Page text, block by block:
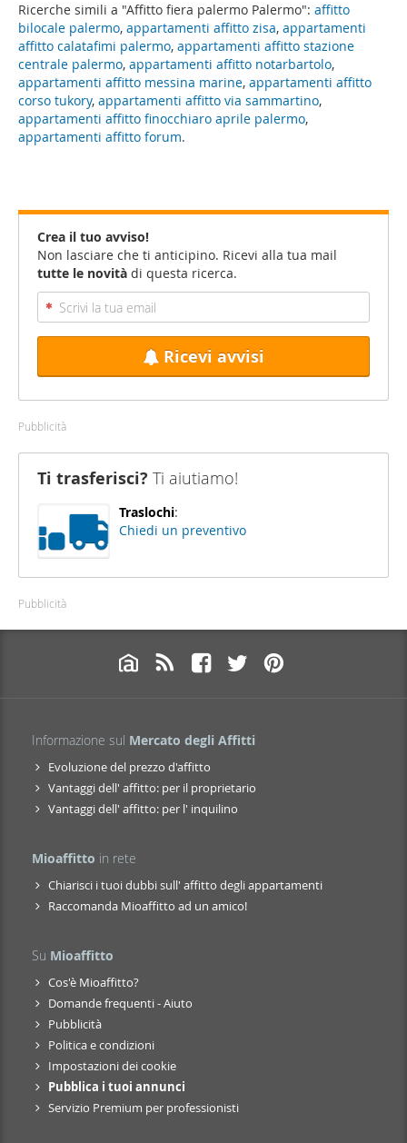
Ricerche simili a "Affitto fiera palermo Palermo": affitto
bilocale palermo, appartamenti affitto zisa, appartamenti
affitto calatafimi palermo, appartamenti affitto stazione
centrale palermo, appartamenti affitto notarbartolo,
appartamenti affitto messina marine, appartamenti affitto
corso tukory, appartamenti affitto via sammartino,
appartamenti affitto finocchiaro aprile palermo,
appartamenti affitto forum.
Crea il tuo avviso!
Non lasciare che ti anticipino. Ricevi alla tua mail
tutte le novità di questa ricerca.
Ricevi avvisi
Pubblicità
Ti trasferisci? Ti aiutiamo!
Traslochi:
Chiedi un preventivo
Pubblicità
Informazione sul Mercato degli Affitti
Evoluzione del prezzo d'affitto
Vantaggi dell' affitto: per il proprietario
Vantaggi dell' affitto: per l' inquilino
Mioaffitto in rete
Chiarisci i tuoi dubbi sull' affitto degli appartamenti
Raccomanda Mioaffitto ad un amico!
Su Mioaffitto
Cos'è Mioaffitto?
Domande frequenti - Aiuto
Pubblicità
Politica e condizioni
Impostazioni dei cookie
Pubblica i tuoi annunci
Servizio Premium per professionisti